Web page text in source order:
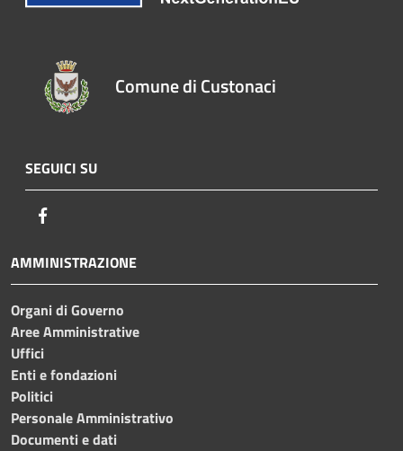
Comune di Custonaci
SEGUICI SU
AMMINISTRAZIONE
Organi di Governo
Aree Amministrative
Uffici
Enti e fondazioni
Politici
Personale Amministrativo
Documenti e dati